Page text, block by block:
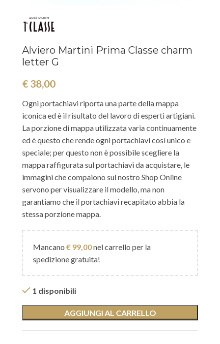
Alviero Martini Prima Classe charm
letter G
€ 38,00
Ogni portachiavi riporta una parte della mappa
iconica ed è il risultato del lavoro di esperti artigiani.
La porzione di mappa utilizzata varia continuamente
ed è questo che rende ogni portachiavi così unico e
speciale; per questo non è possibile scegliere la
mappa raffigurata sul portachiavi da acquistare, le
immagini che compaiono sul nostro Shop Online
servono per visualizzare il modello, ma non
garantiamo che il portachiavi recapitato abbia la
stessa porzione mappa.
Mancano € 99,00nel carrello per la
spedizione gratuita!
1 disponibili
AGGIUNGI AL CARRELLO